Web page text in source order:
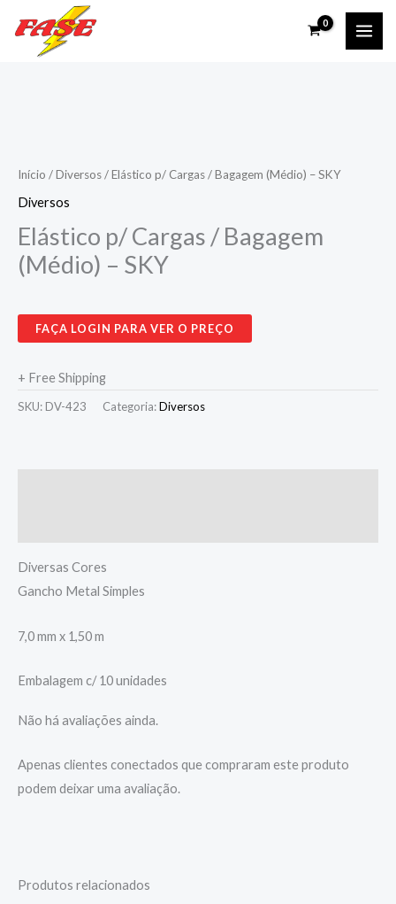
para
Início /Diversos/ Elástico p/ Cargas / Bagagem (Médio) – SKY
Diversos
Elástico p/ Cargas / Bagagem
(Médio) – SKY
FAÇA LOGIN PARA VER O PREÇO
+ Free Shipping
SKU: DV-423 Categoria:Diversos
Diversas Cores
Gancho Metal Simples
7,0 mm x 1,50 m
Embalagem c/ 10 unidades
Não há avaliações ainda.
Apenas clientes conectados que compraram este produto
podem deixar uma avaliação.
Produtos relacionados